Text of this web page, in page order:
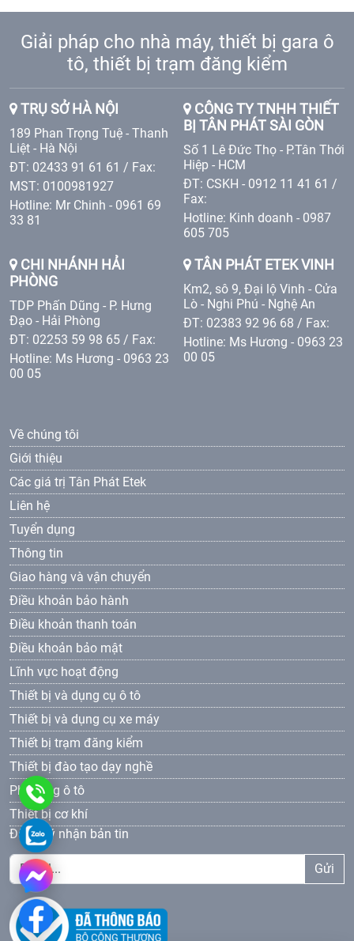
Giải pháp cho nhà máy, thiết bị gara ô
tô, thiết bị trạm đăng kiểm
TRỤ SỞ HÀ NỘI
189 Phan Trọng Tuệ - Thanh
Liệt - Hà Nội
ĐT: 02433 91 61 61 / Fax:
MST: 0100981927
Hotline: Mr Chinh - 0961 69
33 81
CÔNG TY TNHH THIẾT
BỊ TÂN PHÁT SÀI GÒN
Số 1 Lê Đức Thọ - P.Tân Thới
Hiệp - HCM
ĐT: CSKH - 0912 11 41 61 /
Fax:
Hotline: Kinh doanh - 0987
605 705
CHI NHÁNH HẢI
PHÒNG
TDP Phấn Dũng - P. Hưng
Đạo - Hải Phòng
ĐT: 02253 59 98 65 / Fax:
Hotline: Ms Hương - 0963 23
00 05
TÂN PHÁT ETEK VINH
Km2, sô 9, Đại lộ Vinh - Cửa
Lò - Nghi Phú - Nghệ An
ĐT: 02383 92 96 68 / Fax:
Hotline: Ms Hương - 0963 23
00 05
Về chúng tôi
Giới thiệu
Các giá trị Tân Phát Etek
Liên hệ
Tuyển dụng
Thông tin
Giao hàng và vận chuyển
Điều khoản bảo hành
Điều khoản thanh toán
Điều khoản bảo mật
Lĩnh vực hoạt động
Thiết bị và dụng cụ ô tô
Thiết bị và dụng cụ xe máy
Thiết bị trạm đăng kiểm
Thiết bị đào tạo dạy nghề
Phụ tùng ô tô
Thiết bị cơ khí
Đăng ký nhận bản tin
Gửi
0961
69
81
0961693381